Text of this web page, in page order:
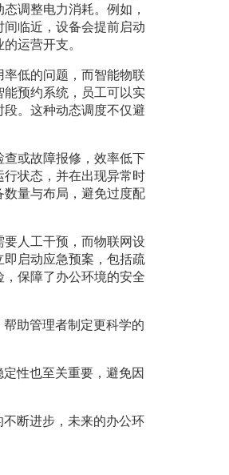
调整电力消耗。例如，
临近，设备会提前启动
运营开支。
低的问题，而智能物联
预约系统，员工可以实
。这种动态调度不仅避
或故障报修，效率低下
行状态，并在出现异常时
量与布局，避免过度配
人工干预，而物联网设
启动应急预案，包括疏
保障了办公环境的安全
助管理者制定更科学的
性也至关重要，避免因
断进步，未来的办公环